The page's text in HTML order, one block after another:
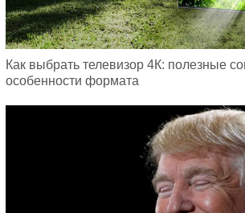
Как выбрать телевизор 4К: полезные
особенности формата